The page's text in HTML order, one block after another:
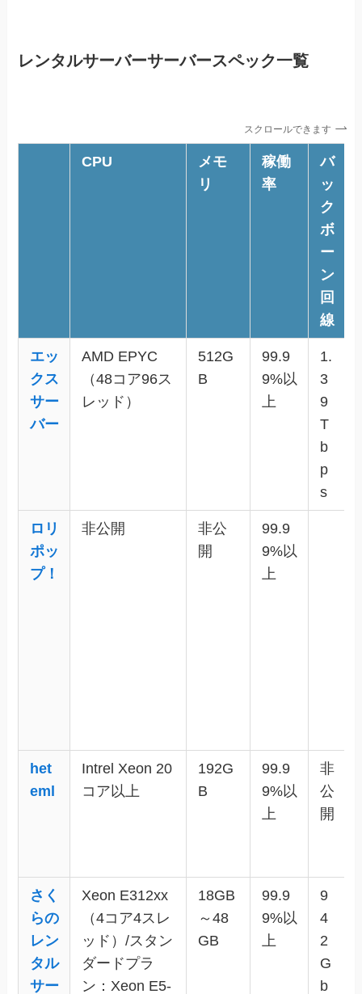
レンタルサーバーサーバースペック一覧
スクロールできます
CPU
メモ
リ
稼働
率
バ
ッ
ク
ボ
ー
ン
回
線
エッ
クス
サー
バー
AMD EPYC
（48コア96ス
レッド）
512G
B
99.9
9%以
上
1.
3
9
T
b
p
s
ロリ
ポッ
プ！
非公開
非公
開
99.9
9%以
上
het
eml
Intrel Xeon 20
コア以上
192G
B
99.9
9%以
上
非
公
開
さく
らの
レン
タル
サー
Xeon E312xx
（4コア4スレ
ッド）/スタン
ダードプラ
ン：Xeon E5-
18GB
～48
GB
99.9
9%以
上
9
4
2
G
b